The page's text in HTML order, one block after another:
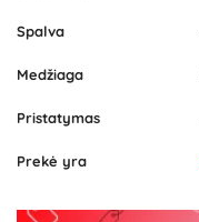
Spalva
Medžiaga
Pristatymas
Prekė yra